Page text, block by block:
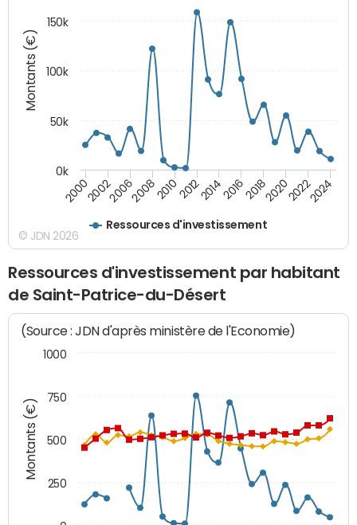
Montants (€)
Ressources d'investissement
200020022006200820102012201420162018202020222024
0k
50k
100k
150k
© JDN 2026
Ressources d'investissement par habitant
de Saint-Patrice-du-Désert
Montants (€)
(Source : JDN d'après ministère de l'Economie)
250
500
750
1000